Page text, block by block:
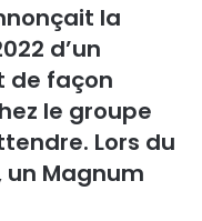
la
d’un
de façon
le groupe
Lors du
un Magnum